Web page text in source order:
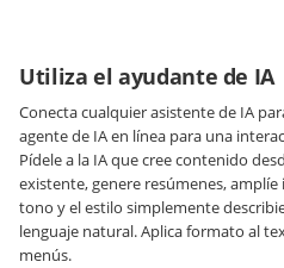
Utiliza el ayudante de IA
Conecta cualquier asistente de IA
agente de IA en línea para una
Pídele a la IA que cree contenido
existente, genere resúmenes,
tono y el estilo simplemente
lenguaje natural. Aplica formato al
menús.